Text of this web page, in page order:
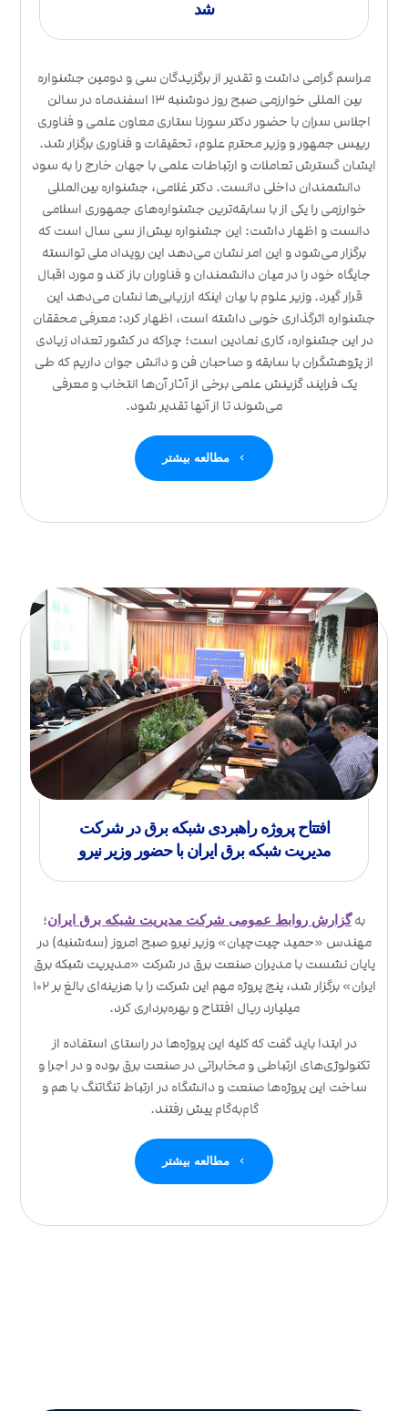
شد
مراسم گرامی داشت و تقدیر از برگزیدگان سی و دومین جشنواره
بین المللی خوارزمی صبح روز دوشنبه ۱۳ اسفندماه در سالن
اجلاس سران با حضور دکتر سورنا ستاری معاون علمی و فناوری
رییس جمهور و وزیر محترم علوم، تحقیقات و فناوری برگزار شد.
ایشان گسترش تعاملات و ارتباطات علمی با جهان خارج را به سود
دانشمندان داخلی دانست. دکتر غلامی، جشنواره بین‌المللی
خوارزمی را یکی از با سابقه‌ترین جشنواره‌های جمهوری اسلامی
دانست و اظهار داشت: این جشنواره بیش‌از سی سال است که
برگزار می‌شود و این امر نشان می‌دهد این رویداد ملی توانسته
جایگاه خود را در میان دانشمندان و فناوران باز کند و مورد اقبال
قرار گیرد. وزیر علوم با بیان اینکه ارزیابی‌ها نشان می‌دهد این
جشنواره اثرگذاری خوبی داشته است، اظهار کرد: معرفی محققان
در این جشنواره، کاری نمادین است؛ چراکه در کشور تعداد زیادی
از پژوهشگران با سابقه و صاحبان فن و دانش جوان داریم که طی
یک فرایند گزینش علمی برخی از آثار آن‌ها انتخاب و معرفی
می‌شوند تا از آنها تقدیر شود.
مطالعه بیشتر
افتتاح پروژه راهبردی شبکه برق در شرکت
مدیریت شبکه برق ایران با حضور وزیر نیرو
بهگزارش روابط عمومی شرکت مدیریت شبکه برق ایران؛
مهندس «حمید چیت‌چیان» وزیر نیرو صبح امروز (سه‌شنبه) در
پایان نشست با مدیران صنعت برق در شرکت «مدیریت شبکه برق
ایران» برگزار شد، پنج پروژه مهم این شرکت را با هزینه‌ای بالغ بر ۱۰۲
میلیارد ریال افتتاح و بهره‌برداری کرد.
در ابتدا باید گفت که کلیه این پروژه‌ها در راستای استفاده از
تکنولوژی‌های ارتباطی و مخابراتی در صنعت برق بوده و در اجرا و
ساخت این پروژه‌ها صنعت و دانشگاه در ارتباط تنگاتنگ با هم و
گام‌به‌گام پیش رفتند.
مطالعه بیشتر